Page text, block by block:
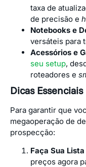
taxa de
de precisão e
Notebooks e
versáteis para
Acessórios e
seu setup,
roteadores e
Dicas
Para garantir que
megaoperação de
prospecção:
Faça Sua
preços agora